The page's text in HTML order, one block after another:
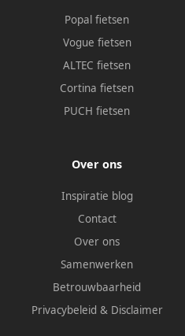
Popal fietsen
Vogue fietsen
ALTEC fietsen
Cortina fietsen
PUCH fietsen
Over ons
Inspiratie blog
Contact
Over ons
Samenwerken
Betrouwbaarheid
Privacybeleid & Disclaimer